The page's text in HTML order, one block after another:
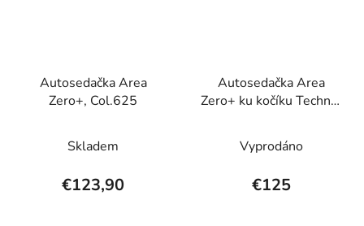
Autosedačka Area
Zero+, Col.625
Skladem
€123,90
Autosedačka Area
Zero+ ku kočíku Techno,
Vyprodáno
€125